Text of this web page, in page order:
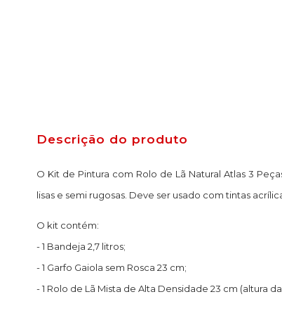
Descrição do produto
O Kit de Pintura com Rolo de Lã Natural Atlas 3
lisas e semi rugosas. Deve ser usado com tintas
O kit contém:
- 1 Bandeja 2,7 litros;
- 1 Garfo Gaiola sem Rosca 23 cm;
- 1 Rolo de Lã Mista de Alta Densidade 23 cm (altura da